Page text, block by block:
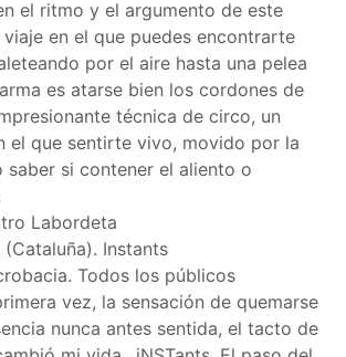
el ritmo y el argumento de este
en el que puedes encontrarte
por el aire hasta una pelea
es atarse bien los cordones de
técnica de circo, un
el que sentirte vivo, movido por la
saber si contener el aliento o
Labordeta
(Cataluña). Instants
Todos los públicos
vez, la sensación de quemarse
nunca antes sentida, el tacto de